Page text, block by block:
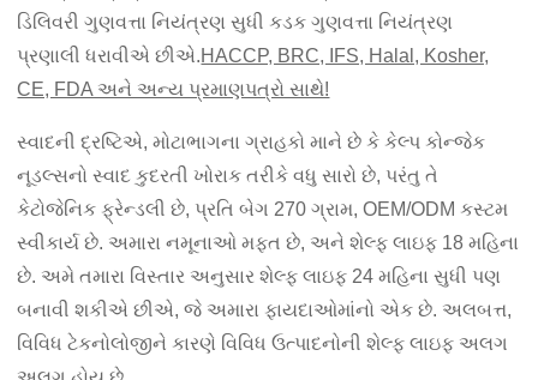
ડિલિવરી ગુણવત્તા નિયંત્રણ સુધી કડક ગુણવત્તા નિયંત્રણ
પ્રણાલી ધરાવીએ છીએ.HACCP, BRC, IFS, Halal, Kosher,
CE, FDA અને અન્ય પ્રમાણપત્રો સાથે!
સ્વાદની દ્રષ્ટિએ, મોટાભાગના ગ્રાહકો માને છે કે કેલ્પ કોન્જેક
નૂડલ્સનો સ્વાદ કુદરતી ખોરાક તરીકે વધુ સારો છે, પરંતુ તે
કેટોજેનિક ફ્રેન્ડલી છે, પ્રતિ બેગ 270 ગ્રામ, OEM/ODM કસ્ટમ
સ્વીકાર્ય છે. અમારા નમૂનાઓ મફત છે, અને શેલ્ફ લાઇફ 18 મહિના
છે. અમે તમારા વિસ્તાર અનુસાર શેલ્ફ લાઇફ 24 મહિના સુધી પણ
બનાવી શકીએ છીએ, જે અમારા ફાયદાઓમાંનો એક છે. અલબત્ત,
વિવિધ ટેકનોલોજીને કારણે વિવિધ ઉત્પાદનોની શેલ્ફ લાઇફ અલગ